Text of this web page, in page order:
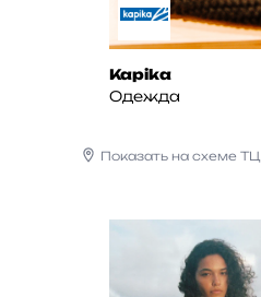
Kapika
Одежда
Показать на схеме ТЦ